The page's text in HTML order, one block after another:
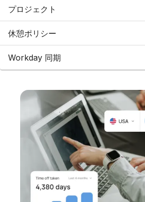
プロジェクト
休憩ポリシー
Workday 同期